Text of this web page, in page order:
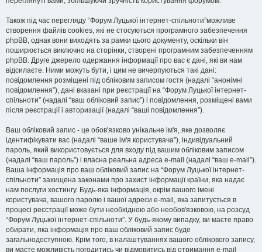
Також під час перегляду “Форум Луцької інтернет-спільноти”можливе
створення файлів cookies, які не стосуються програмного забезпечення
phpBB, однак вони виходять за рамки цього документу, оскільки він
поширюється виключно на сторінки, створені програмним забезпеченням
phpBB. Друге джерело одержання інформації про вас є дані, які ви нам
відсилаєте. Ними можуть бути, і цим не вичерпуються такі дані:
повідомлення розміщені під обліковим записом гостя (надалі “анонімні
повідомлення”), дані вказані при реєстрації на “Форум Луцької інтернет-
спільноти” (надалі “ваш обліковий запис”) і повідомлення, розміщені вами
після реєстрації і авторизації (надалі “ваші повідомлення”).
Ваш обліковий запис - це обов'язково унікальне ім'я, яке дозволяє
ідентифікувати вас (надалі “ваше ім'я користувача”), індивідуальний
пароль, який використовується для входу під вашим обліковим записом
(надалі “ваш пароль”) і власна реальна адреса e-mail (надалі “ваш e-mail”).
Ваша інформація про ваш обліковий запис на “Форум Луцької інтернет-
спільноти” захищена законами про захист інформації країни, яка надає
нам послуги хостингу. Будь-яка інформація, окрім вашого імені
користувача, вашого паролю і вашої адреси e-mail, яка запитується в
процесі реєстрації може бути необхідною або необов'язковою, на розсуд
“Форум Луцької інтернет-спільноти”. У будь-якому випадку, ви маєте право
обирати, яка інформація про ваш обліковий запис буде
загальнодоступною. Крім того, в налаштуваннях вашого облікового запису,
ви маєте можливість погодитись чи відмовитись від отримання e-mail